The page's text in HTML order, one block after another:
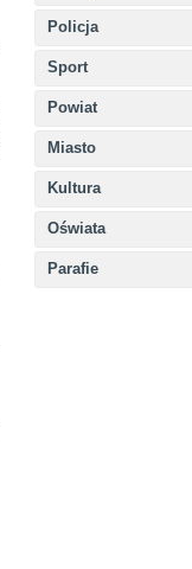
Policja
Sport
Powiat
Miasto
Kultura
Oświata
Parafie